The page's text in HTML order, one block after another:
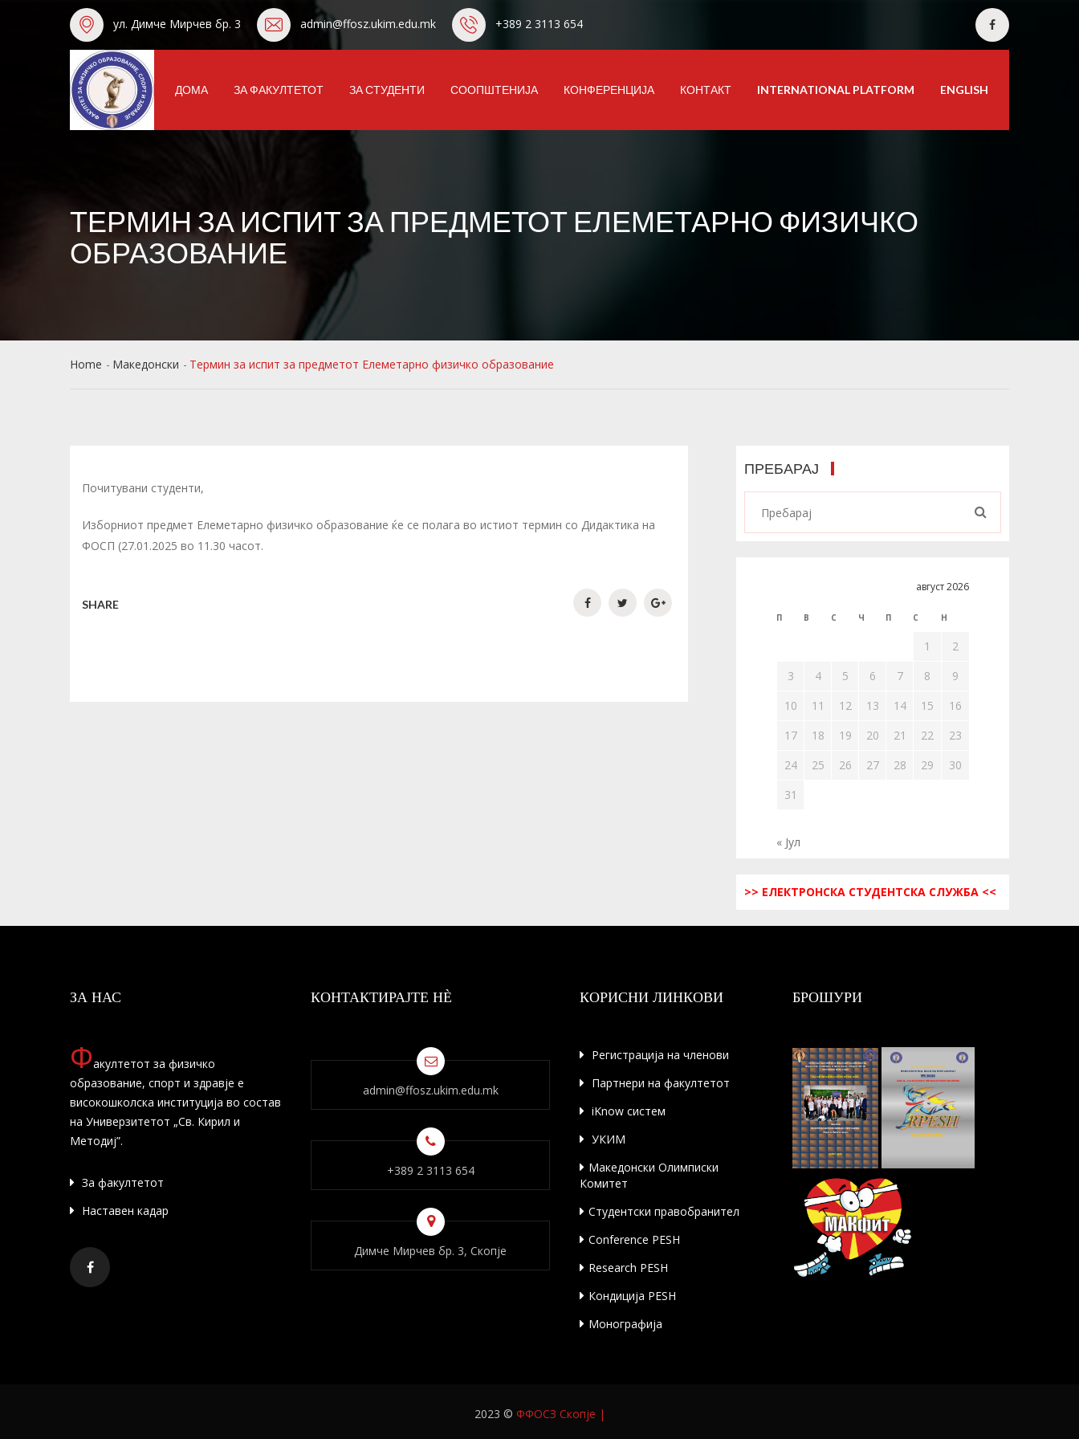
ул. Димче Мирчев бр. 3 admin@ffosz.ukim.edu.mk +389 2 3113 654
ДОМА ЗА ФАКУЛТЕТОТ ЗА СТУДЕНТИ СООПШТЕНИЈА КОНФЕРЕНЦИЈА КОНТАКТ INTERNATIONAL PLATFORM ENGLISH
ТЕРМИН ЗА ИСПИТ ЗА ПРЕДМЕТОТ ЕЛЕМЕТАРНО ФИЗИЧКО
ОБРАЗОВАНИЕ
Home Македонски Термин за испит за предметот Елеметарно физичко образование
Почитувани студенти,
Изборниот предмет Елеметарно физичко образование ќе се полага во истиот термин со Дидактика на
ФОСП (27.01.2025 во 11.30 часот.
SHARE
ПРЕБАРАЈ
август 2026
П В С Ч П С Н
1
2
3
4 5 6 7 8
9
10
11 12 13 14 15
16
17
18 19 20 21 22
23
24
25 26 27 28 29
30
31
« Јул
>> ЕЛЕКТРОНСКА СТУДЕНТСКА СЛУЖБА <<
ЗА НАС
Факултетот за физичко
образование, спорт и здравје е
високошколска институција во состав
на Универзитетот „Св. Кирил и
Методиј”.
За факултетот
Наставен кадар
КОНТАКТИРАЈТЕ НÈ
admin@ffosz.ukim.edu.mk
+389 2 3113 654
Димче Мирчев бр. 3, Скопје
КОРИСНИ ЛИНКОВИ
Регистрација на членови
Партнери на факултетот
iKnow систем
УКИМ
Македонски Олимписки
Комитет
Студентски правобранител
Conference PESH
Research PESH
Кондиција PESH
Монографија
БРОШУРИ
2023 © ФФОСЗ Скопје |